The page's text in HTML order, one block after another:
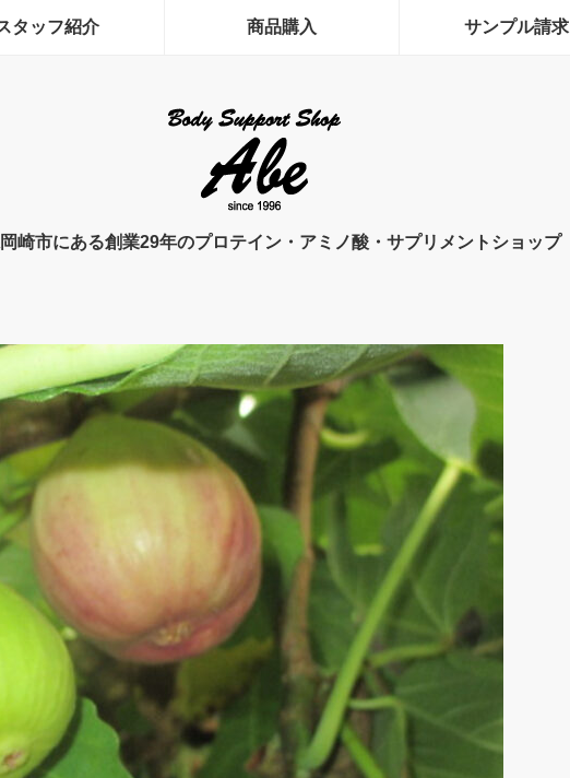
タッフ紹介 商品購入 サンプル請求
崎市にある創業29年のプロテイン・アミノ酸・サプリメントショップ